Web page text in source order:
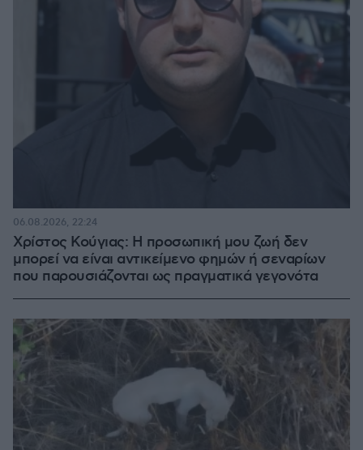
Χρίστος Κούγιας: Η προσωπική μου ζωή δεν
μπορεί να είναι αντικείμενο φημών ή σεναρίων
που παρουσιάζονται ως πραγματικά γεγονότα
06.08.2026, 22:24